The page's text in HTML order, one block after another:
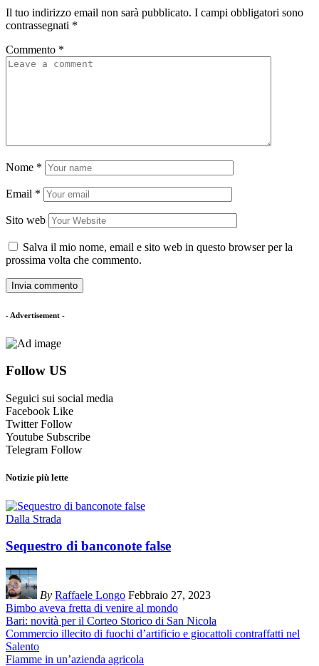
Il tuo indirizzo email non sarà pubblicato. I campi obbligatori sono
contrassegnati *
Commento *
Nome *
Email *
Sito web
Salva il mio nome, email e sito web in questo browser per la
prossima volta che commento.
- Advertisement -
Follow US
Seguici sui social media
Facebook Like
Twitter Follow
Youtube Subscribe
Telegram Follow
Notizie più lette
Dalla Strada
Sequestro di banconote false
By Raffaele Longo Febbraio 27, 2023
Bimbo aveva fretta di venire al mondo
Bari: novità per il Corteo Storico di San Nicola
Commercio illecito di fuochi d’artificio e giocattoli contraffatti nel
Salento
Fiamme in un’azienda agricola